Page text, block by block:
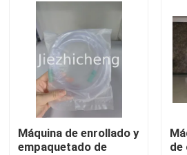
Contacta con nosotros
Solicitar una cita
Empaquetadoras del aparato
Equipamiento médico que
Máquina de enrollado y
empaquetado de
de